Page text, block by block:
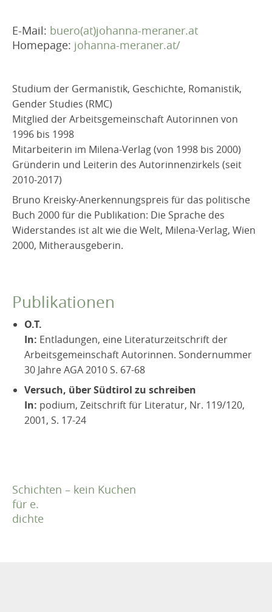
E-Mail: buero(at)johanna-meraner.at
Homepage: johanna-meraner.at/
Studium der Germanistik, Geschichte, Romanistik,
Gender Studies (RMC)
Mitglied der Arbeitsgemeinschaft Autorinnen von
1996 bis 1998
Mitarbeiterin im Milena-Verlag (von 1998 bis 2000)
Gründerin und Leiterin des Autorinnenzirkels (seit
2010-2017)
Bruno Kreisky-Anerkennungspreis für das politische
Buch 2000 für die Publikation: Die Sprache des
Widerstandes ist alt wie die Welt, Milena-Verlag, Wien
2000, Mitherausgeberin.
Publikationen
O.T.
In: Entladungen, eine Literaturzeitschrift der
Arbeitsgemeinschaft Autorinnen. Sondernummer
30 Jahre AGA 2010 S. 67-68
Versuch, über Südtirol zu schreiben
In: podium, Zeitschrift für Literatur, Nr. 119/120,
2001, S. 17-24
Schichten – kein Kuchen
für e.
dichte